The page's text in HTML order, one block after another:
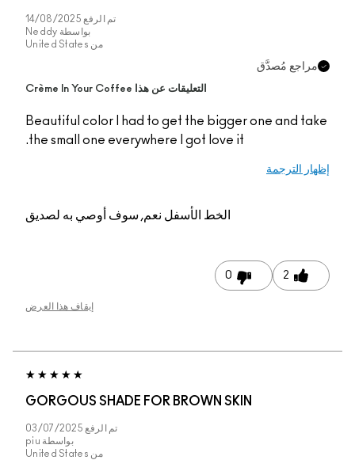
تم الرفع 14/08/2025
بواسطة Neddy
من United States
مراجع مُصدَّق
التعليقات عن هذا Crème In Your Coffee
Beautiful color I had to get the bigger one and take
the small one everywhere I got love it.
إظهار الترجمة
الخط الأسفلنعم, سوف أوصي به لصديق
2
0
إيقاف هذا العرض
GORGOUS SHADE FOR BROWN SKIN
تم الرفع 03/07/2025
بواسطة piu
من United States